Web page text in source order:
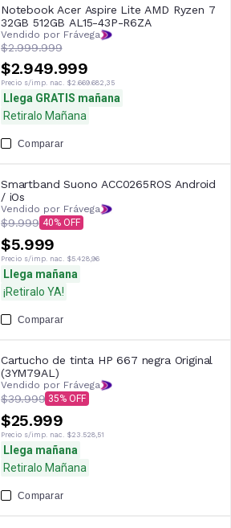
Notebook Acer Aspire Lite AMD Ryzen 7
32GB 512GB AL15-43P-R6ZA
Vendido por Frávega
$2.999.999
$2.949.999
Precio s/imp. nac. $2.669.682,35
Llega GRATIS mañana
Retiralo Mañana
Comparar
Smartband Suono ACC0265ROS Android
/ iOs
Vendido por Frávega
$9.999 40
$5.999
Precio s/imp. nac. $5.428,96
Llega mañana
¡Retiralo YA!
Comparar
Cartucho de tinta HP 667 negra Original
(3YM79AL)
Vendido por Frávega
$39.999 35
$25.999
Precio s/imp. nac. $23.528,51
Llega mañana
Retiralo Mañana
Comparar